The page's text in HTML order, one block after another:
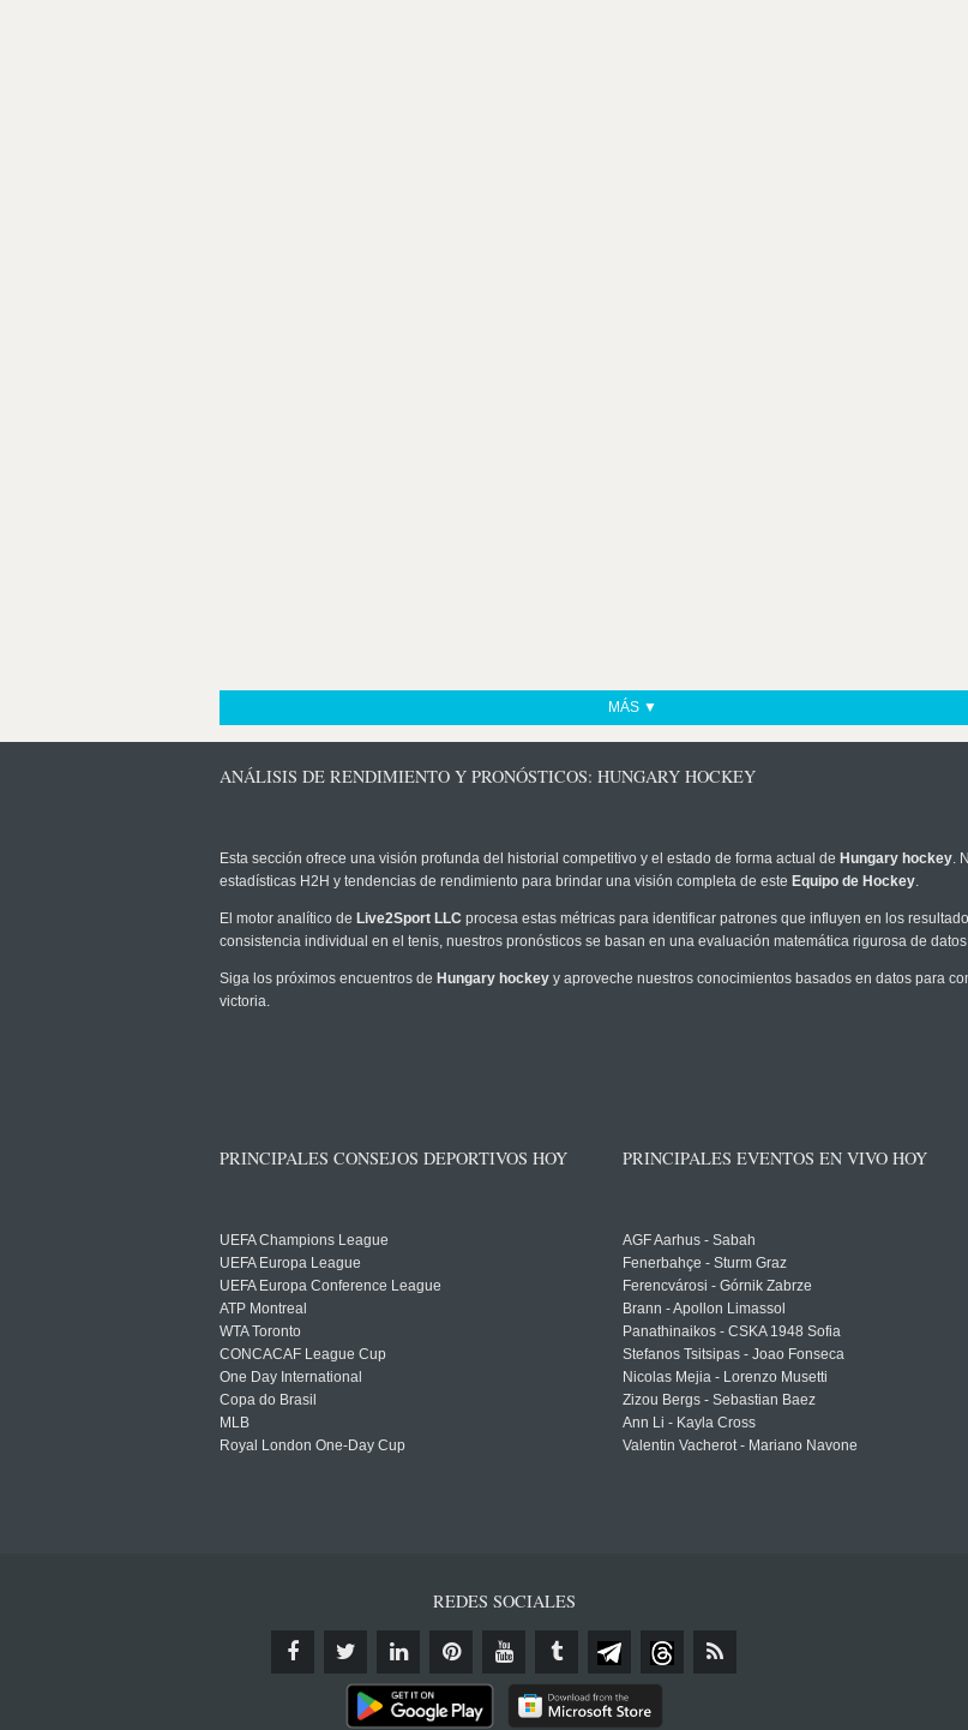
MÁS ▼
ANÁLISIS DE RENDIMIENTO Y PRONÓSTICOS: HUNGARY HOCKEY
Esta sección ofrece una visión profunda del historial competitivo y el estado de forma actual de Hungary hockey.
estadísticas H2H y tendencias de rendimiento para brindar una visión completa de este Equipo de Hockey.
El motor analítico de Live2Sport LLC procesa estas métricas para identificar patrones que influyen en los
consistencia individual en el tenis, nuestros pronósticos se basan en una evaluación matemática rigurosa de
Siga los próximos encuentros de Hungary hockey y aproveche nuestros conocimientos basados en datos para
victoria.
PRINCIPALES CONSEJOS DEPORTIVOS HOY
UEFA Champions League
UEFA Europa League
UEFA Europa Conference League
ATP Montreal
WTA Toronto
CONCACAF League Cup
One Day International
Copa do Brasil
MLB
Royal London One-Day Cup
PRINCIPALES EVENTOS EN VIVO HOY
AGF Aarhus - Sabah
Fenerbahçe - Sturm Graz
Ferencvárosi - Górnik Zabrze
Brann - Apollon Limassol
Panathinaikos - CSKA 1948 Sofia
Stefanos Tsitsipas - Joao Fonseca
Nicolas Mejia - Lorenzo Musetti
Zizou Bergs - Sebastian Baez
Ann Li - Kayla Cross
Valentin Vacherot - Mariano Navone
REDES SOCIALES